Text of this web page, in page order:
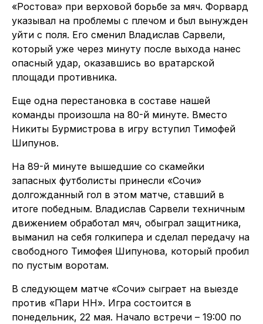
«Ростова» при верховой борьбе за мяч. Форвард
указывал на проблемы с плечом и был вынужден
уйти с поля. Его сменил Владислав Сарвели,
который уже через минуту после выхода нанес
опасный удар, оказавшись во вратарской
площади противника.
Еще одна перестановка в составе нашей
команды произошла на 80-й минуте. Вместо
Никиты Бурмистрова в игру вступил Тимофей
Шипунов.
На 89-й минуте вышедшие со скамейки
запасных футболисты принесли «Сочи»
долгожданный гол в этом матче, ставший в
итоге победным. Владислав Сарвели техничным
движением обработал мяч, обыграл защитника,
выманил на себя голкипера и сделал передачу на
свободного Тимофея Шипунова, который пробил
по пустым воротам.
В следующем матче «Сочи» сыграет на выезде
против «Пари НН». Игра состоится в
понедельник, 22 мая. Начало встречи – 19:00 по